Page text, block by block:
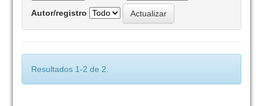
Autor/registro
Resultados 1-2 de 2.